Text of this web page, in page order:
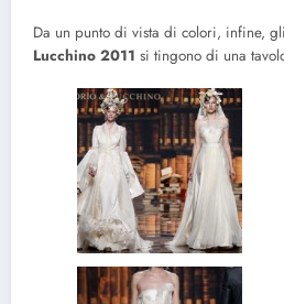
Da un punto di vista di colori, infine, gli
Lucchino 2011 si tingono di una